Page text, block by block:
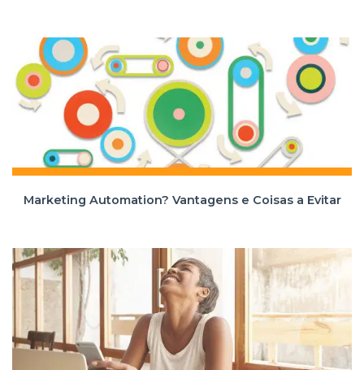
Marketing Automation? Vantagens e Coisas a Evitar